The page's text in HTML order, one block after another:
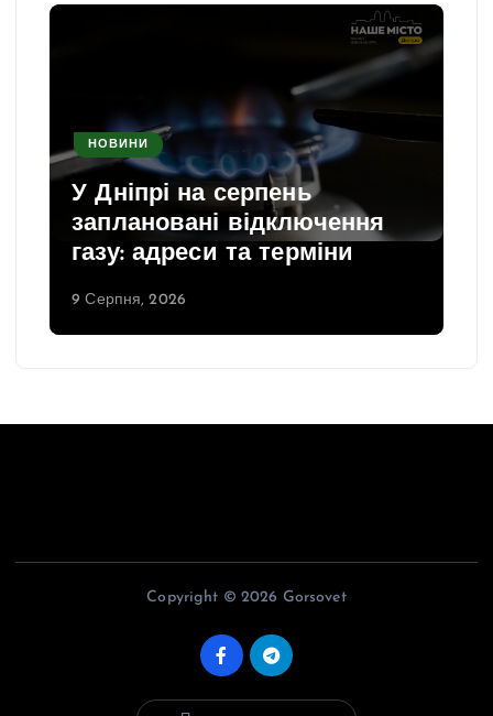
НОВИНИ
У Дніпрі на серпень
заплановані відключення
газу: адреси та терміни
9 Серпня, 2026
Copyright © 2026 Gorsovet